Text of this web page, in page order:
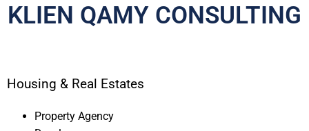
KLIEN QAMY CONSULTING
Housing & Real Estates
Property Agency